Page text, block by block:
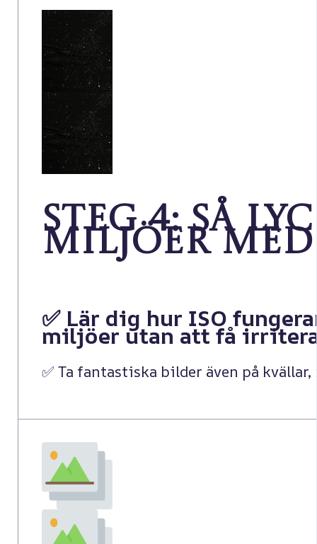
Steg 4: Så
miljöer med
✅ Lär dig hur ISO
miljöerutan att få
✅ Ta fantastiska bilder även på